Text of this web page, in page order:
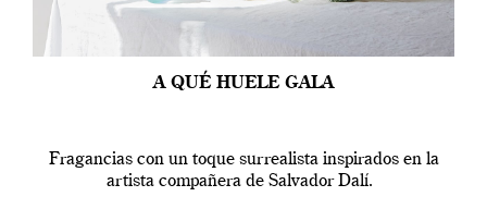
A QUÉ HUELE GALA
Fragancias con un toque surrealista inspirados en la
artista compañera de Salvador Dalí.